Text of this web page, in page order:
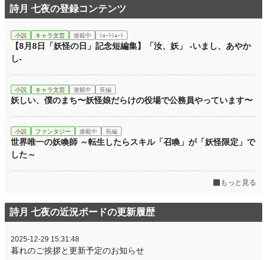
詩月 七夜の登録コンテンツ
小説 キャラ文芸 連載中 ｼｮｰﾄｼｮｰﾄ
【8月8日「妖怪の日」記念短編集】「汝、妖」 -いまし、あやか
し-
小説 キャラ文芸 連載中 長編
妖しい、僕のまち〜妖怪娘だらけの役場で公務員やっています〜
小説 ファンタジー 連載中 長編
世界唯一の妖喚師 ～転生したらスキル「召喚」が「妖怪限定」で
した～
もっと見る
詩月 七夜の近況ボードの更新履歴
2025-12-29 15:31:48
暮れのご挨拶と更新予定のお知らせ